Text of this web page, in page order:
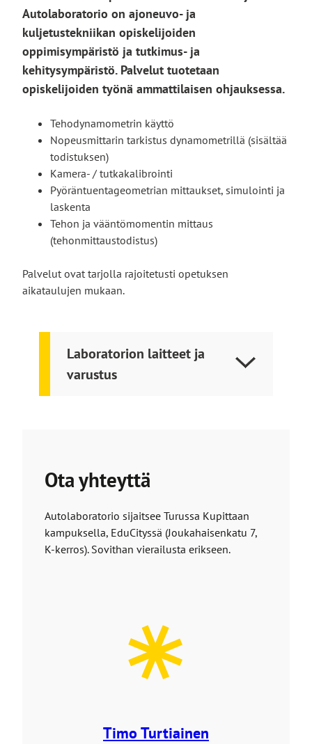
Autolaboratorio on ajoneuvo- ja
kuljetustekniikan opiskelijoiden
oppimisympäristö ja tutkimus- ja
kehitysympäristö. Palvelut tuotetaan
opiskelijoiden työnä ammattilaisen ohjauksessa.
Tehodynamometrin käyttö
Nopeusmittarin tarkistus dynamometrillä (sisältää
todistuksen)
Kamera- / tutkakalibrointi
Pyöräntuentageometrian mittaukset, simulointi ja
laskenta
Tehon ja vääntömomentin mittaus
(tehonmittaustodistus)
Palvelut ovat tarjolla rajoitetusti opetuksen
aikataulujen mukaan.
Laboratorion laitteet ja
varustus
Ota yhteyttä
Autolaboratorio sijaitsee Turussa Kupittaan
kampuksella, EduCityssä (Joukahaisenkatu 7,
K-kerros). Sovithan vierailusta erikseen.
Timo Turtiainen